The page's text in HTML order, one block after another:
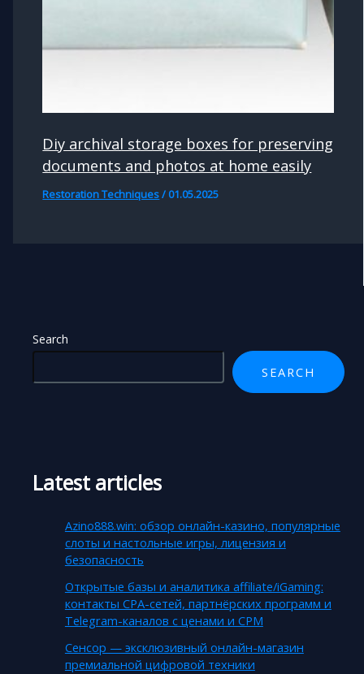
Search
SEARCH
Latest articles
Azino888.win: обзор онлайн-казино, популярные
слоты и настольные игры, лицензия и
безопасность
Открытые базы и аналитика affiliate/iGaming:
контакты CPA-сетей, партнёрских программ и
Telegram-каналов с ценами и CPM
Сенсор — эксклюзивный онлайн-магазин
премиальной цифровой техники
Diy archival storage boxes for preserving
documents and photos at home easily
Restoration Techniques/ 01.05.2025